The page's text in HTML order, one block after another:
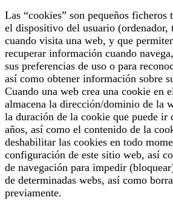
Las “cookies” son pequeños ficheros
el dispositivo del usuario (ordenador,
cuando visita una web, y que
recuperar información cuando
sus preferencias de uso o para
así como obtener información sobre
Cuando una web crea una cookie en
almacena la dirección/dominio de la
la duración de la cookie que puede ir
años, así como el contenido de la
deshabilitar las cookies en todo
configuración de este sitio web, así
de navegación para impedir
de determinadas webs, así como
previamente.